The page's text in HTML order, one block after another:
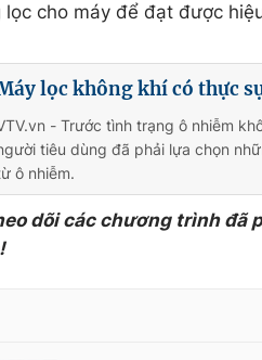
cho máy để đạt được
lọc không khí có thực
- Trước tình trạng ô nhiễm
tiêu dùng đã phải lựa chọn
ô nhiễm.
dõi các chương trình đã
!